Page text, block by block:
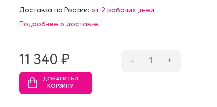
Доставка по России: от 2 рабочих дней
Подробнее о доставке
11 340 ₷ – 1 +
ДОБАВИТЬ В
КОРЗИНУ